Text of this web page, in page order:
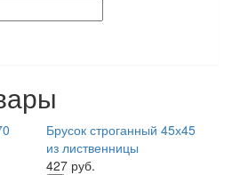
Брусок строганный 45х45
из лиственницы
427 руб.